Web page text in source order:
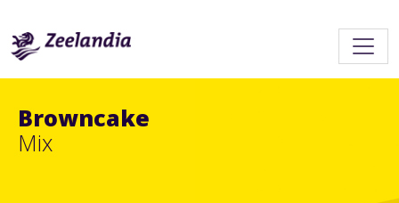
Browncake
Mix